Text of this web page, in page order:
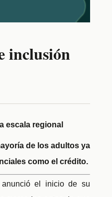
inclusión
escala regional
de los adultos ya
como el crédito.
el inicio de su